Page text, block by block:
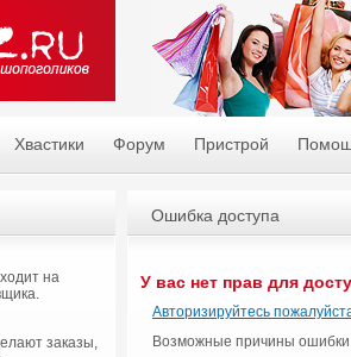
Хвастики Форум Пристрой
Ошибка доступа
У вас нет прав для
Авторизируйтесь
Возможные причины
на
заказы,